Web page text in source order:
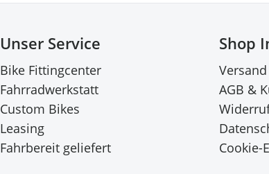
Unser Service
Bike Fittingcenter
Fahrradwerkstatt
Custom Bikes
Leasing
Fahrbereit geliefert
Shop
AGB &
Cookie-